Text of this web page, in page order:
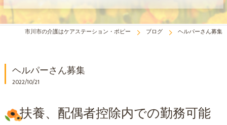
市川市の介護はケアステーション・ポピー ブログ ヘルパーさん募集
ヘルパーさん募集
2022/10/21
扶養、配偶者控除内での勤務可能